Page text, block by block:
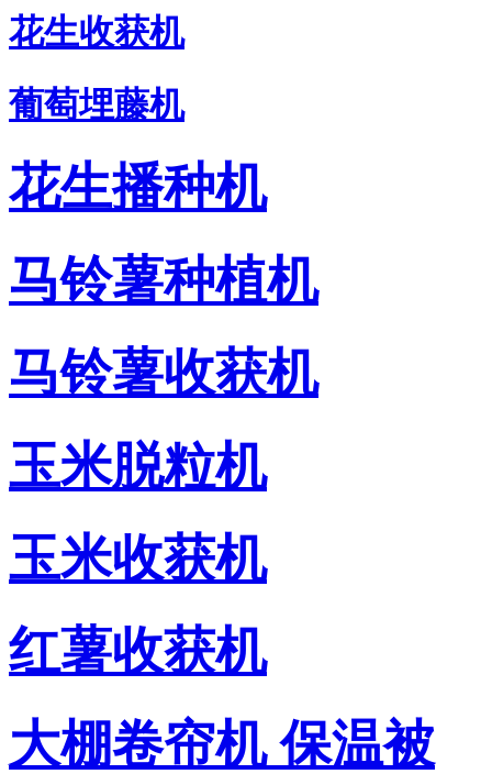
花生收获机
葡萄埋藤机
花生播种机
马铃薯种植机
马铃薯收获机
玉米脱粒机
玉米收获机
红薯收获机
大棚卷帘机 保温被